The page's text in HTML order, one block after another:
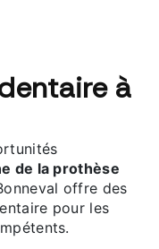
à
de la prothèse
offre des
pour les